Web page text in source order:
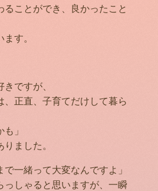
ることができ、良かったこと
す。
ですが、
、正直、子育てだけして暮ら
」
ました。
で一緒って大変なんですよ」
っしゃると思いますが、一瞬